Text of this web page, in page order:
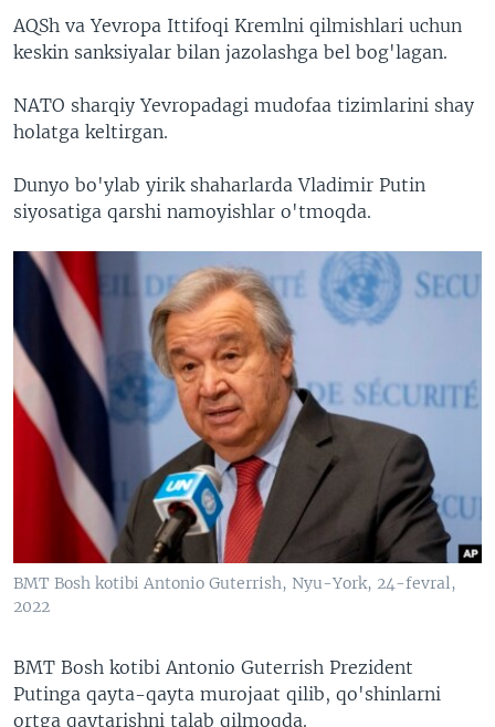
AQSh va Yevropa Ittifoqi Kremlni qilmishlari uchun
keskin sanksiyalar bilan jazolashga bel bog'lagan.
NATO sharqiy Yevropadagi mudofaa tizimlarini shay
holatga keltirgan.
Dunyo bo'ylab yirik shaharlarda Vladimir Putin
siyosatiga qarshi namoyishlar o'tmoqda.
BMT Bosh kotibi Antonio Guterrish, Nyu-York, 24-fevral,
2022
BMT Bosh kotibi Antonio Guterrish Prezident
Putinga qayta-qayta murojaat qilib, qo'shinlarni
ortga qaytarishni talab qilmoqda.